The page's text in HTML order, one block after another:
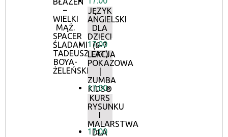
–
WIELKI
MĄŻ.
SPACER
ŚLADAMI
TADEUSZA
BOYA-
ŻELEŃSKIEGO
JĘZYK
ANGIELSKI
DLA
DZIECI
(6-7
LAT)
17:00
LEKCJA
POKAZOWA
ZUMBA
KIDS®
17:00
KURS
RYSUNKU
I
MALARSTWA
DLA
17:00